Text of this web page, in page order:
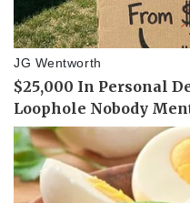
Pháp luật
Vụ án
Tin nóng
Tư vấn luật